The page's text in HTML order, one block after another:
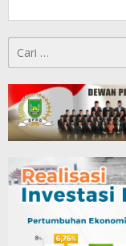
untuk: